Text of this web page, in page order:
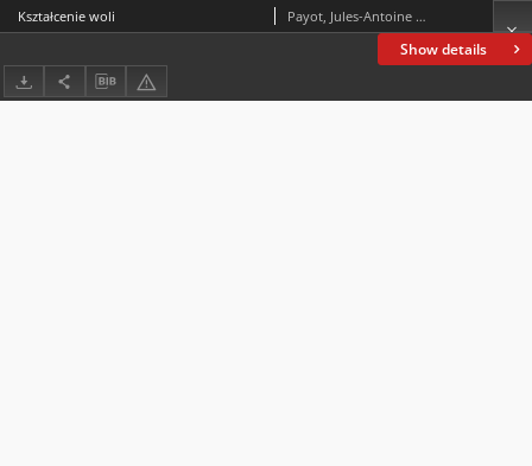
Show details
Kształcenie woli Payot, Jules-Antoine (1859-1940)